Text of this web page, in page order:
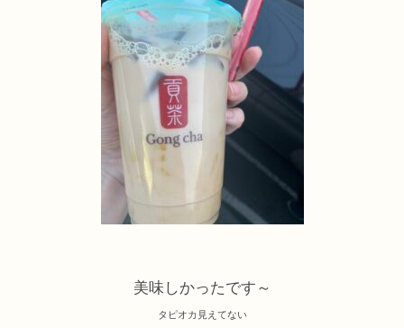
美味しかったです～
タピオカ見えてない